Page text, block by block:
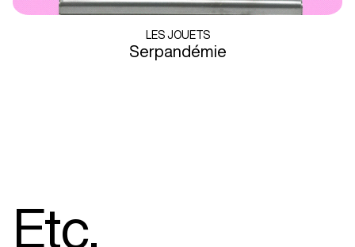
LES JOUETS
Serpandémie
Etc.